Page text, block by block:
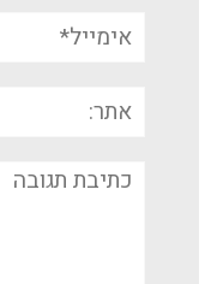
אימייל*
תגובה